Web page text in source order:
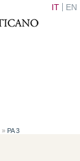
IT EN
» PA 3